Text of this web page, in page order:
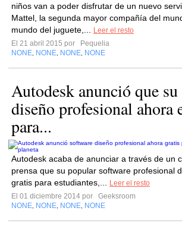
niños van a poder disfrutar de un nuevo
Mattel, la segunda mayor compañía del
mundo del juguete,...
Leer el resto
El 21 abril 2015 por
Pequelia
NONE NONE NONE NONE
Autodesk anunció que
diseño profesional ahora
para...
Autodesk acaba de anunciar a través de un
prensa que su popular software profesional
gratis para estudiantes,...
Leer el resto
El 01 diciembre 2014 por
Geeksroom
NONE NONE NONE NONE